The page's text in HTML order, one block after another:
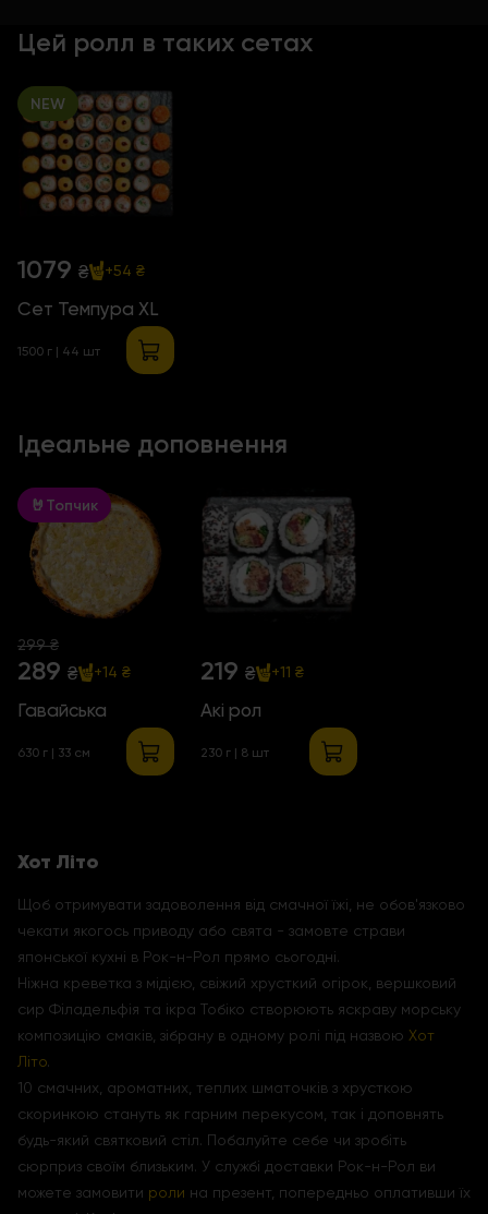
Цей ролл в таких сетах
NEW
1079 ₴ +54 ₴
Сет Темпура XL
1500 г | 44 шт
Ідеальне доповнення
🤘Топчик
299 ₴
289 ₴ +14 ₴
Гавайська
630 г | 33 см
219 ₴ +11 ₴
Акі рол
230 г | 8 шт
Хот Літо
Щоб отримувати задоволення від смачної їжі, не обов'язково
чекати якогось приводу або свята - замовте страви
японської кухні в Рок-н-Рол прямо сьогодні.
Ніжна креветка з мідією, свіжий хрусткий огірок, вершковий
сир Філадельфія та ікра Тобіко створюють яскраву морську
композицію смаків, зібрану в одному ролі під назвою Хот
Літо.
10 смачних, ароматних, теплих шматочків з хрусткою
скоринкою стануть як гарним перекусом, так і доповнять
будь-який святковий стіл. Побалуйте себе чи зробіть
сюрприз своїм близьким. У службі доставки Рок-н-Рол ви
можете замовити роли на презент, попередньо оплативши їх